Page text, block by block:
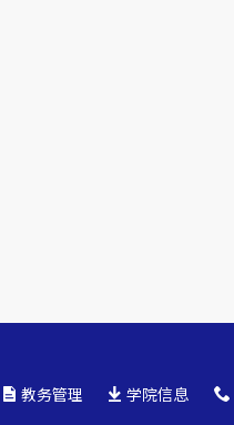
教务管理 学院信息